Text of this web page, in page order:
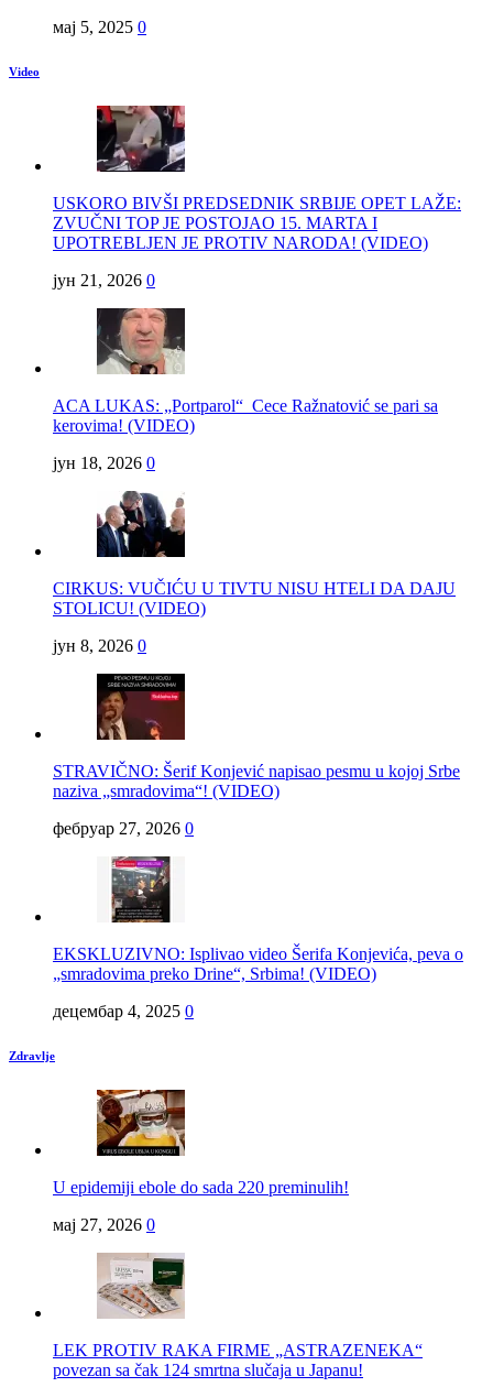
мај 5, 2025 0
Video
USKORO BIVŠI PREDSEDNIK SRBIJE OPET LAŽE:
ZVUČNI TOP JE POSTOJAO 15. MARTA I
UPOTREBLJEN JE PROTIV NARODA! (VIDEO)
јун 21, 2026 0
ACA LUKAS: „Portparol“ Cece Ražnatović se pari sa
kerovima! (VIDEO)
јун 18, 2026 0
CIRKUS: VUČIĆU U TIVTU NISU HTELI DA DAJU
STOLICU! (VIDEO)
јун 8, 2026 0
STRAVIČNO: Šerif Konjević napisao pesmu u kojoj Srbe
naziva „smradovima“! (VIDEO)
фебруар 27, 2026 0
EKSKLUZIVNO: Isplivao video Šerifa Konjevića, peva o
„smradovima preko Drine“, Srbima! (VIDEO)
децембар 4, 2025 0
Zdravlje
U epidemiji ebole do sada 220 preminulih!
мај 27, 2026 0
LEK PROTIV RAKA FIRME „ASTRAZENEKA“
povezan sa čak 124 smrtna slučaja u Japanu!